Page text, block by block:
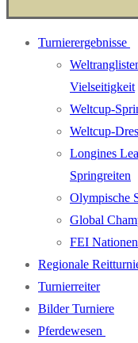
Turnierergebnisse
Vielseitigkeit
Weltcup-
Weltcup-
Longines
Springreiten
Olympische
Global
FEI
Regionale
Turnierreiter
Bilder Turniere
Pferdewesen